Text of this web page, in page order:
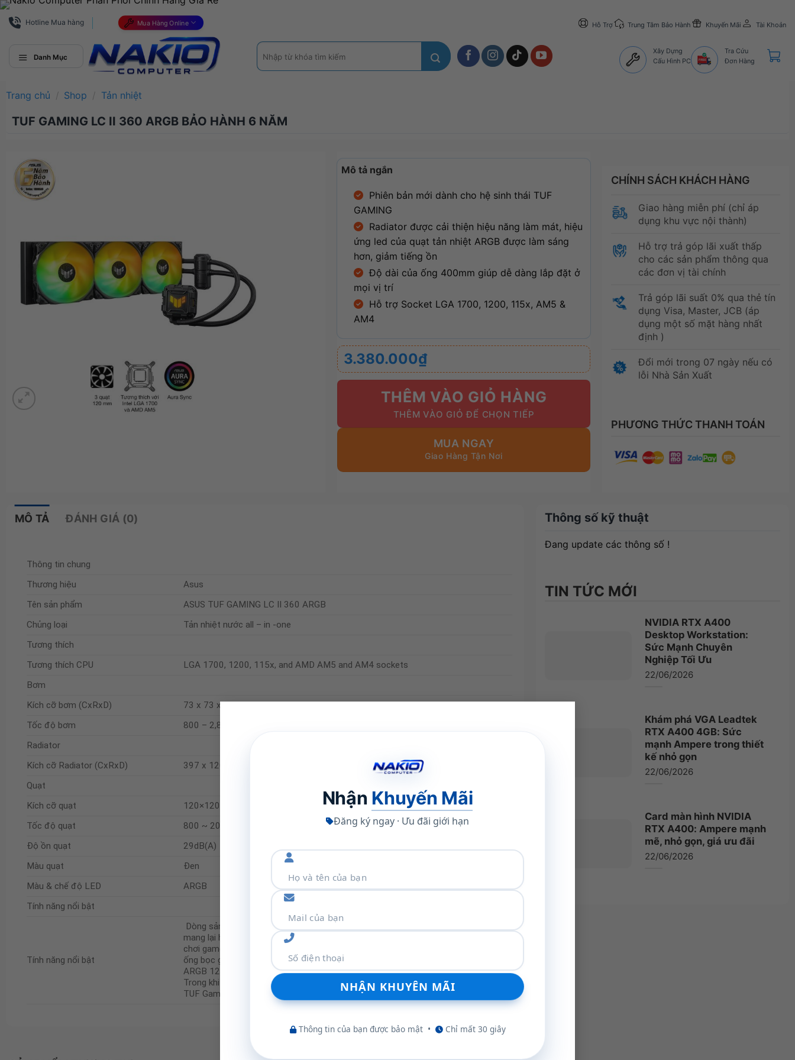
Nhận Khuyến Mãi
Đăng ký ngay · Ưu đãi giới hạn
Thông tin của bạn được bảo mật • Chỉ mất 30 giây
Bỏ
qua
Hotline Mua hàng Mua Hàng Online Hỗ Trợ Trung Tâm Bảo Hành Khuyến Mãi Tài Khoản
Danh Mục
Tìm
kiếm:
Xây Dựng
Cấu Hình PC
Tra Cứu
Đơn Hàng
Trang chủ / Shop / Tản nhiệt
TUF GAMING LC II 360 ARGB BẢO HÀNH 6 NĂM
Mô tả ngắn
Phiên bản mới dành cho hệ sinh thái TUF
GAMING
Radiator được cải thiện hiệu năng làm mát, hiệu
ứng led của quạt tản nhiệt ARGB được làm sáng
hơn, giảm tiếng ồn
Độ dài của ống 400mm giúp dễ dàng lắp đặt ở
mọi vị trí
Hỗ trợ Socket LGA 1700, 1200, 115x, AM5 &
AM4
3.380.000₫
THÊM VÀO GIỎ HÀNG
MUA NGAY
CHÍNH SÁCH KHÁCH HÀNG
Giao hàng miễn phí (chỉ áp
dụng khu vực nội thành)
Hỗ trợ trả góp lãi xuất thấp
cho các sản phẩm thông qua
các đơn vị tài chính
Trả góp lãi suất 0% qua thẻ tín
dụng Visa, Master, JCB (áp
dụng một số mặt hàng nhất
định )
Đổi mới trong 07 ngày nếu có
lỗi Nhà Sản Xuất
PHƯƠNG THỨC THANH TOÁN
MÔ TẢ ĐÁNH GIÁ (0)
Thông tin chung
Thương hiệu
Asus
Tên sản phẩm
ASUS TUF GAMING LC II 360 ARGB
Chủng loại
Tản nhiệt nước all – in -one
Tương thích
Tương thích CPU
LGA 1700, 1200, 115x, and AMD AM5 and AM4 sockets
Bơm
Kích cỡ bơm (CxRxD)
73 x 73 x 45 mm
Tốc độ bơm
800 – 2,800 + 300 RPM, 12V DC, 0.3A
Radiator
Kích cỡ Radiator (CxRxD)
397 x 120 x 27 mm
Quạt
Kích cỡ quạt
120×120×25mm
Tốc độ quạt
800 ~ 2000 RPM +/- 10 %
Độ ồn quạt
29dB(A)
Màu quạt
Đen
Màu & chế độ LED
ARGB
Tính năng nổi bật
Tính năng nổi bật
Dòng sản phẩm làm mát bằng chất lỏng CPU bền bỉ của TUF Gaming LC II ARGB
mang lại hiệu năng và các tính năng bạn cần để phát huy tốt nhất các hệ thống
chơi game phổ thông. Chất làm mát chảy qua tấm làm lạnh được chiếu sáng đến
ống bọc gia cố rồi đến bộ tản nhiệt công suất cao được làm lạnh bằng ba quạt
ARGB 120 mm – có cánh có rãnh để mang lại luồng khí tối ưu và giảm tiếng ồn.
Trong khi đó, các thành phần Aura Sync ARGB chiếu sáng quạt tản nhiệt và logo
TUF Gaming trên nắp máy bơm đảm bảo rằng bạn sẽ có phong cách riêng.
Thông số kỹ thuật
Đang update các thông số !
TIN TỨC MỚI
NVIDIA RTX A400
Desktop Workstation:
Sức Mạnh Chuyên
Nghiệp Tối Ưu
22/06/2026
Khám phá VGA Leadtek
RTX A400 4GB: Sức
mạnh Ampere trong thiết
kế nhỏ gọn
22/06/2026
Card màn hình NVIDIA
RTX A400: Ampere mạnh
mẽ, nhỏ gọn, giá ưu đãi
22/06/2026